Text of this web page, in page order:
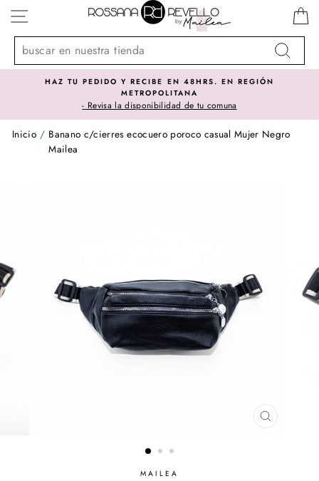
directamente
contenido
NAVEGACIÓN
Buscar
HAZ TU PEDIDO Y RECIBE EN 48HRS. EN REGIÓN
METROPOLITANA
- Revisa la disponibilidad de tu comuna
Inicio / Banano c/cierres ecocuero poroco casual Mujer Negro
Mailea
CERRAR
MAILEA